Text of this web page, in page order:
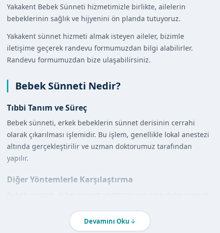
Yakakent Bebek Sünneti hizmetimizle birlikte, ailelerin
bebeklerinin sağlık ve hijyenini ön planda tutuyoruz.
Yakakent sünnet hizmeti almak isteyen aileler, bizimle
iletişime geçerek randevu formumuzdan bilgi alabilirler.
Randevu formumuzdan bize ulaşabilirsiniz.
Bebek Sünneti Nedir?
Tıbbi Tanım ve Süreç
Bebek sünneti, erkek bebeklerin sünnet derisinin cerrahi
olarak çıkarılması işlemidir. Bu işlem, genellikle lokal anestezi
altında gerçekleştirilir ve uzman doktorumuz tarafından
yapılır.
Diğer Yöntemlerle Karşılaştırma
yöntemlerini kullanarak işlemleri gerçekleştirir.
Devamını Oku